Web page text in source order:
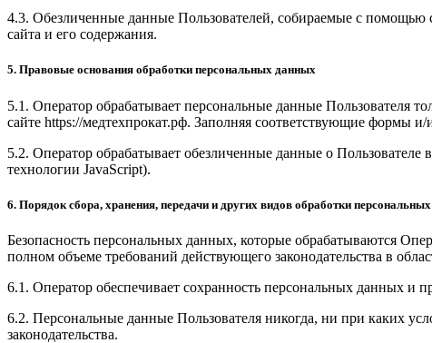
4.3. Обезличенные данные Пользователей, собираемые с помощью
сайта и его содержания.
5. Правовые основания обработки персональных данных
5.1. Оператор обрабатывает персональные данные Пользователя
сайте https://медтехпрокат.рф. Заполняя соответствующие формы
5.2. Оператор обрабатывает обезличенные данные о Пользователе
технологии JavaScript).
6. Порядок сбора, хранения, передачи и других видов обработки
Безопасность персональных данных, которые обрабатываются
полном объеме требований действующего законодательства в
6.1. Оператор обеспечивает сохранность персональных данных
6.2. Персональные данные Пользователя никогда, ни при каких
законодательства.